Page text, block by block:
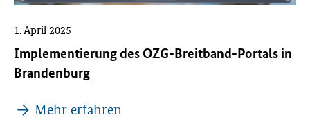
Implementierung des OZG-Breitband-Portals in
Brandenburg
1. April 2025
Mehr erfahren